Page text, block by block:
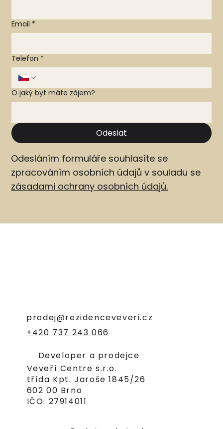
Email *
Telefon *
O jaký byt máte zájem?
Odeslat
Odesláním formuláře souhlasíte se
zpracováním osobních údajů v souladu se
zásadami ochrany osobních údajů.
prodej@rezidenceveveri.cz
+420 737 243 066
Developer a prodejce
Veveří Centre s.r.o.
třída Kpt. Jaroše 1845/26
602 00 Brno
IČO: 27914011